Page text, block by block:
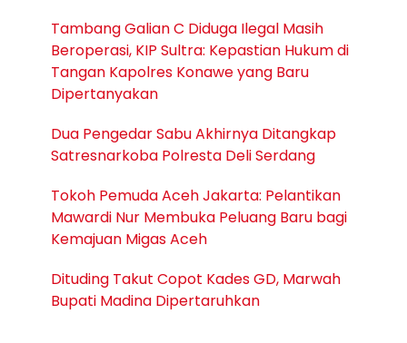
Tambang Galian C Diduga Ilegal Masih
Beroperasi, KIP Sultra: Kepastian Hukum di
Tangan Kapolres Konawe yang Baru
Dipertanyakan
Dua Pengedar Sabu Akhirnya Ditangkap
Satresnarkoba Polresta Deli Serdang
Tokoh Pemuda Aceh Jakarta: Pelantikan
Mawardi Nur Membuka Peluang Baru bagi
Kemajuan Migas Aceh
Dituding Takut Copot Kades GD, Marwah
Bupati Madina Dipertaruhkan